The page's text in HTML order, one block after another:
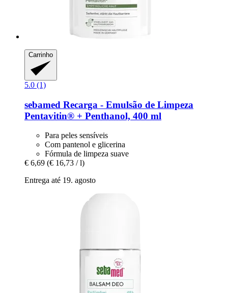
Carrinho
5.0 (1)
sebamed Recarga -​ Emulsão de Limpeza
Pentavitin® + Penthanol, 400 ml
Para peles sensíveis
Com pantenol e glicerina
Fórmula de limpeza suave
€ 6,69 (€ 16,73 / l)
Entrega até 19. agosto